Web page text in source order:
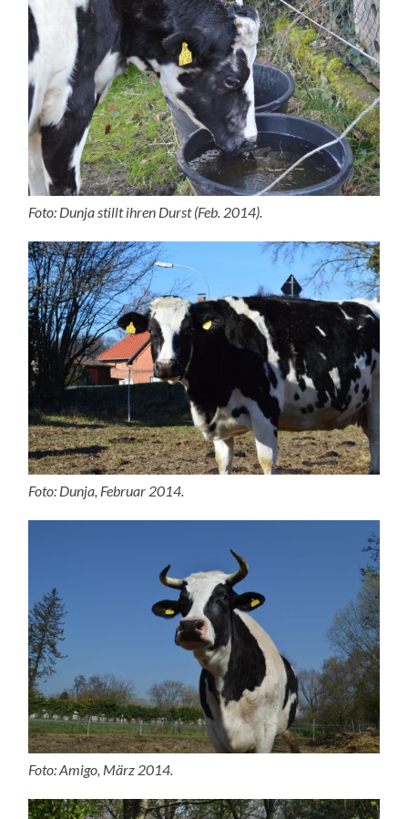
Foto: Dunja stillt ihren Durst (Feb. 2014).
Foto: Dunja, Februar 2014.
Foto: Amigo, März 2014.